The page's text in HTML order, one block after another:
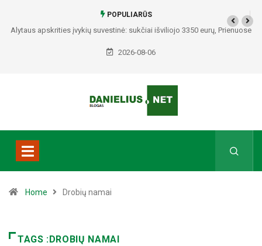
POPULIARŪS
Alytaus apskrities įvykių suvestinė: sukčiai išviliojo 3350 eurų, Prienuose
– policijos gaudynės, Varėnos rajone rasti du mirę žmonės
2026-08-06
Home Drobių namai
TAGS :DROBIŲ NAMAI